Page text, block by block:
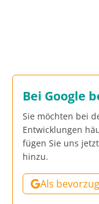
Bei Google
Sie möchten bei
Entwicklungen
fügen Sie uns
hinzu.
Als